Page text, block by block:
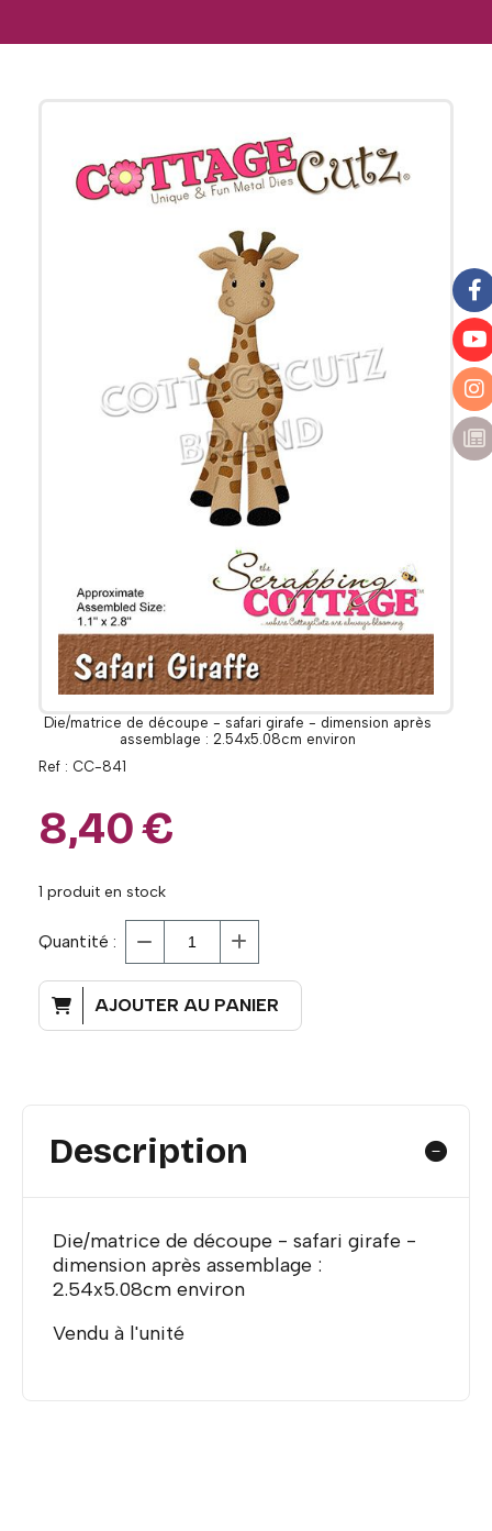
Die/matrice de découpe - safari girafe - dimension après
assemblage : 2.54x5.08cm environ
Ref : CC-841
8,40€
1 produit en stock
Quantité :
AJOUTER AU PANIER
Description
Die/matrice de découpe - safari girafe -
dimension après assemblage :
2.54x5.08cm environ
Vendu à l'unité